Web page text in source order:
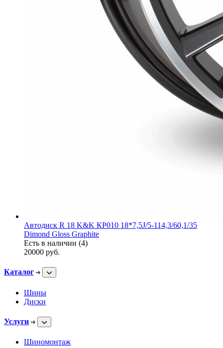
Автодиск R 18 K&K КР010 18*7,5J/5-114,3/60,1/35
Dimond Gloss Graphite
Есть в наличии (4)
20000 руб.
Каталог
Шины
Диски
Услуги
Шиномонтаж